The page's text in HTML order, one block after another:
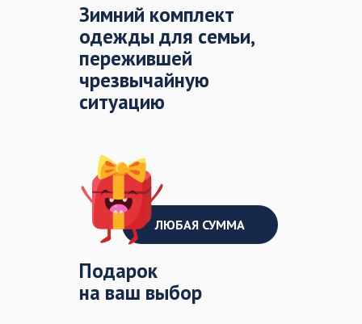
Зимний комплект
одежды для семьи,
пережившей
чрезвычайную
ситуацию
Подарок
на ваш выбор
ЛЮБАЯ СУММА